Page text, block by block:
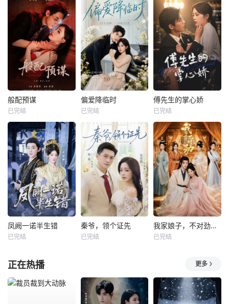
般配预谋
已完结
偏爱降临时
已完结
傅先生的掌心娇
已完结
凤阙一诺半生错
已完结
秦爷，领个证先
已完结
我家娘子，不对劲第四季
已完结
正在热播 更多